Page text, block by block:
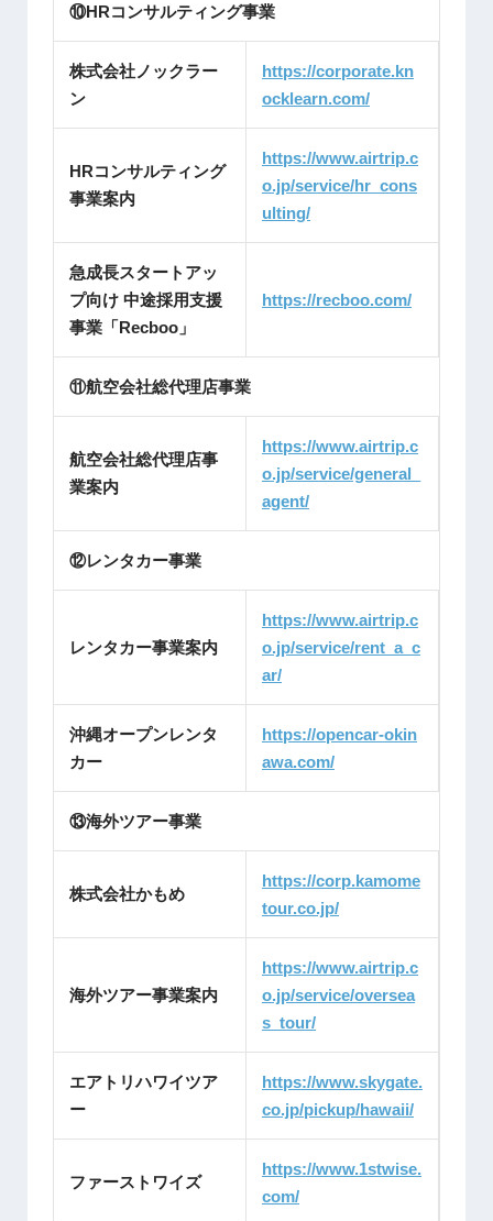
⑩HRコンサルティング事業
株式会社ノックラー
ン
https://corporate.kn
ocklearn.com/
HRコンサルティング
事業案内
https://www.airtrip.c
o.jp/service/hr_cons
ulting/
急成長スタートアッ
プ向け 中途採用支援
事業「Recboo」
https://recboo.com/
⑪航空会社総代理店事業
航空会社総代理店事
業案内
https://www.airtrip.c
o.jp/service/general_
agent/
⑫レンタカー事業
レンタカー事業案内
https://www.airtrip.c
o.jp/service/rent_a_c
ar/
沖縄オープンレンタ
カー
https://opencar-okin
awa.com/
⑬海外ツアー事業
株式会社かもめ
https://corp.kamome
tour.co.jp/
海外ツアー事業案内
https://www.airtrip.c
o.jp/service/oversea
s_tour/
エアトリハワイツア
ー
https://www.skygate.
co.jp/pickup/hawaii/
ファーストワイズ
https://www.1stwise.
com/